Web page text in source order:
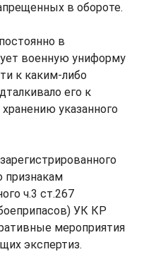
в обороте.
в
военную униформу
к каким-либо
его к
указанного
признакам
ч.3 ст.267
УК КР
мероприятия
экспертиз.